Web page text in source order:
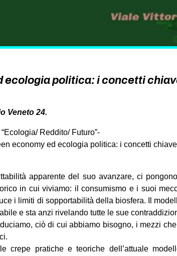
ecologia politica: i concetti
Veneto 24.
Reddito/ Futuro”-
economy ed ecologia politica: i concetti
apparente del suo avanzare, ci
in cui viviamo: il consumismo e i suoi
i limiti di sopportabilità della biosfera. Il
e sta anzi rivelando tutte le sue
ciò di cui abbiamo bisogno, i mezzi
crepe pratiche e teoriche dell’attuale